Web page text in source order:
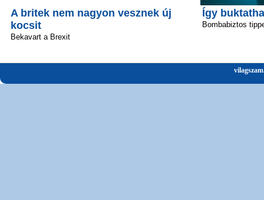
A britek nem nagyon vesznek új
kocsit
Bekavart a Brexit
Így
Bombabiztos